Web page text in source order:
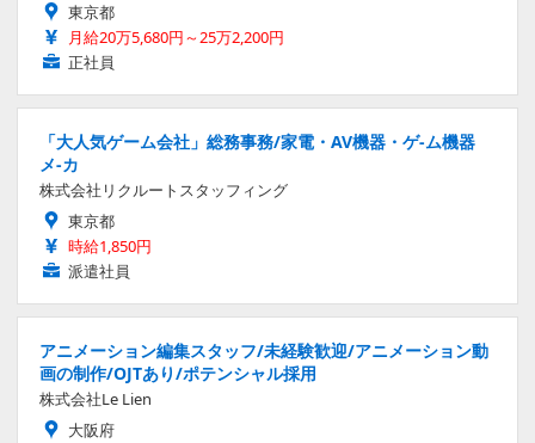
東京都
月給20万5,680円～25万2,200円
正社員
「大人気ゲーム会社」総務事務/家電・AV機器・ゲ-ム機器
メ-カ
株式会社リクルートスタッフィング
東京都
時給1,850円
派遣社員
アニメーション編集スタッフ/未経験歓迎/アニメーション動
画の制作/OJTあり/ポテンシャル採用
株式会社Le Lien
大阪府